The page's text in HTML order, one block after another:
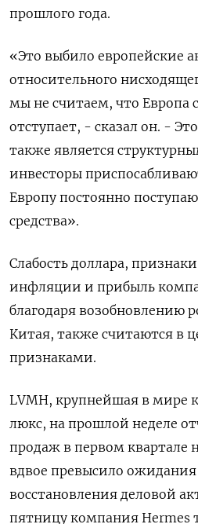
прошлого года.
«Это выбило европейские
относительного
мы не считаем, что Европа
отступает, - сказал он. -
также является
инвесторы
Европу постоянно
средства».
Слабость доллара,
инфляции и прибыль
благодаря возобновлению
Китая, также считаются в
признаками.
LVMH, крупнейшая в мире
люкс, на прошлой неделе
продаж в первом квартале
вдвое превысило
восстановления деловой
пятницу компания Hermes